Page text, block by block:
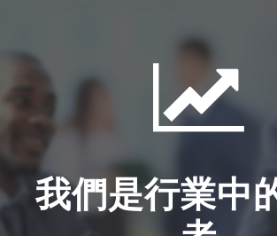
我們是行業中